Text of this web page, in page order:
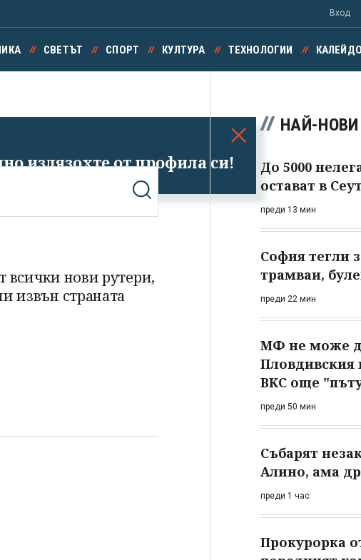
излязохте от профила си!
Вход
СВЕТЪТ СПОРТ КУЛТУРА ТЕХНОЛОГИИ
всички нови рутери,
извън страната
НАЙ-НОВИ
До 5000
остават в
преди 13 мин
София тегли
трамваи,
преди 22 мин
МФ не може
Пловдивския
ВКС още
преди 50 мин
Събарят
Алино, ама
преди 1 час
Прокурорка